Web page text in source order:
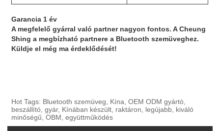
Garancia 1 év
A megfelelő gyárral való partner nagyon fontos. A Cheung
Shing a megbízható partnere a Bluetooth szemüveghez.
Küldje el még ma érdeklődését!
Hot Tags: Bluetooth szemüveg, Kína, OEM ODM gyártó,
beszállító, gyár, Kínában készült, raktáron, legújabb, kiváló
minőségű, OBM, együttműködés